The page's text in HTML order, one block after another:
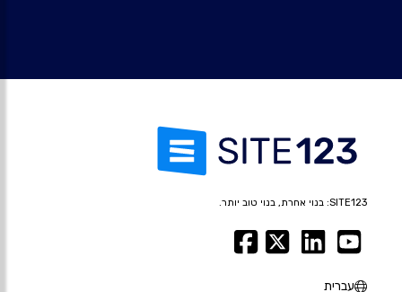
SITE123: בנוי אחרת, בנוי טוב יותר.
עברית